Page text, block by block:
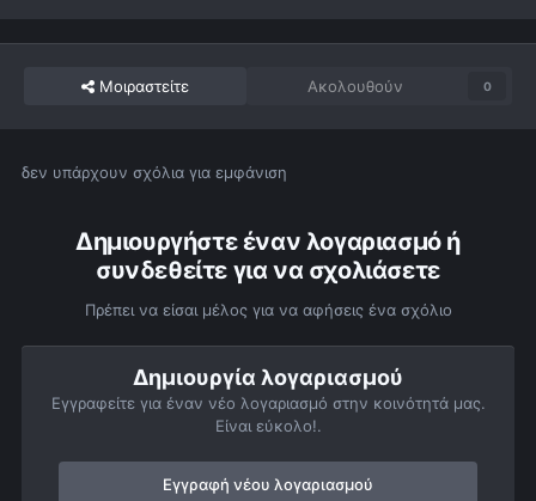
Μοιραστείτε Ακολουθούν 0
δεν υπάρχουν σχόλια για εμφάνιση
Δημιουργήστε έναν λογαριασμό ή
συνδεθείτε για να σχολιάσετε
Πρέπει να είσαι μέλος για να αφήσεις ένα σχόλιο
Δημιουργία λογαριασμού
Εγγραφείτε για έναν νέο λογαριασμό στην κοινότητά μας.
Είναι εύκολο!.
Εγγραφή νέου λογαριασμού